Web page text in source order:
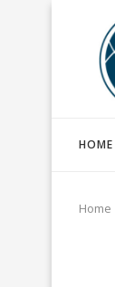
HOME
Home